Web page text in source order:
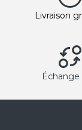
Livraison
Échange